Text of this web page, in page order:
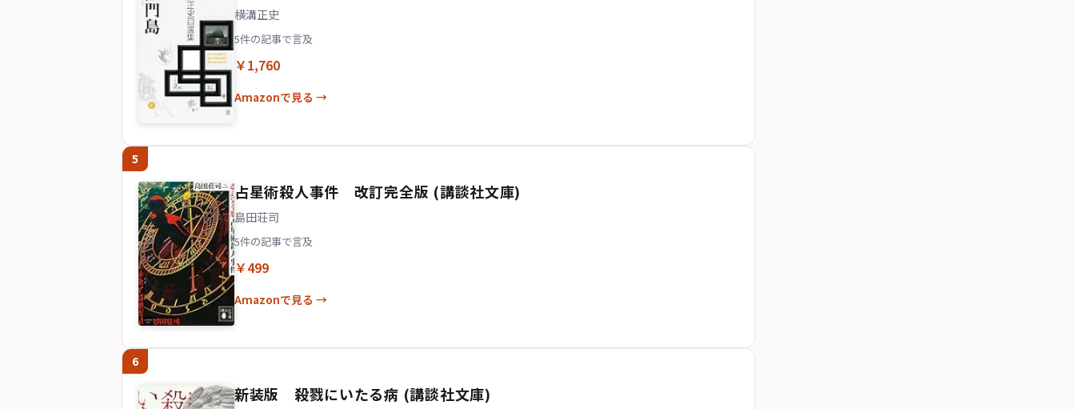
横溝正史
5件の記事で言及
￥1,760
Amazonで見る →
5
占星術殺人事件 改訂完全版 (講談社文庫)
島田荘司
5件の記事で言及
￥499
Amazonで見る →
6
新装版 殺戮にいたる病 (講談社文庫)